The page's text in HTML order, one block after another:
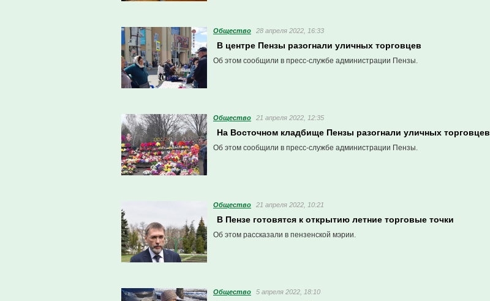
Общество 28 апреля 2022, 16:33
В центре Пензы разогнали уличных торговцев
Об этом сообщили в пресс-службе администрации Пензы.
Общество 21 апреля 2022, 12:35
На Восточном кладбище Пензы разогнали уличных торговцев
Об этом сообщили в пресс-службе администрации Пензы.
Общество 21 апреля 2022, 10:21
В Пензе готовятся к открытию летние торговые точки
Об этом рассказали в пензенской мэрии.
Общество 5 апреля 2022, 18:10